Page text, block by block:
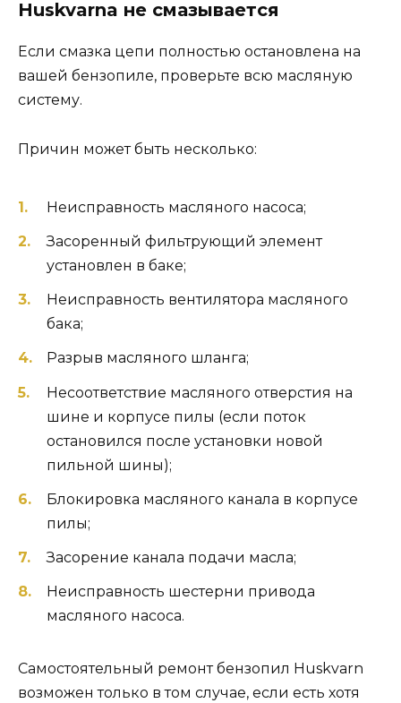
Huskvarna не смазывается
Если смазка цепи полностью остановлена ​​на
вашей бензопиле, проверьте всю масляную
систему.
Причин может быть несколько:
Неисправность масляного насоса;
Засоренный фильтрующий элемент
установлен в баке;
Неисправность вентилятора масляного
бака;
Разрыв масляного шланга;
Несоответствие масляного отверстия на
шине и корпусе пилы (если поток
остановился после установки новой
пильной шины);
Блокировка масляного канала в корпусе
пилы;
Засорение канала подачи масла;
Неисправность шестерни привода
масляного насоса.
Самостоятельный ремонт бензопил Huskvarn
возможен только в том случае, если есть хотя